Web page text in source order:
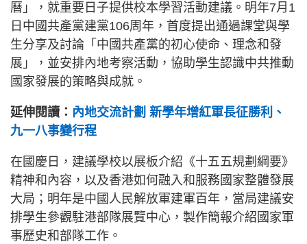
曆」，就重要日子提供校本學習活動建議。明年7月1
日中國共產黨建黨106周年，首度提出通過課堂與學
生分享及討論「中國共產黨的初心使命、理念和發
展」，並安排內地考察活動，協助學生認識中共推動
國家發展的策略與成就。
延伸閱讀： 內地交流計劃 新學年增紅軍長征勝利、
九一八事變行程
在國慶日，建議學校以展板介紹《十五五規劃綱要》
精神和內容，以及香港如何融入和服務國家整體發展
大局；明年是中國人民解放軍建軍百年，當局建議安
排學生參觀駐港部隊展覽中心，製作簡報介紹國家軍
事歷史和部隊工作。